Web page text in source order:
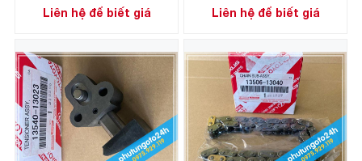
Liên hệ để biết giá Liên hệ để biết giá